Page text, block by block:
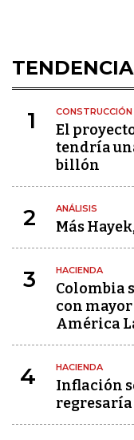
1 CONSTRUCCIÓN
El
tendría
billón
2 ANÁLISIS
Más
3 HACIENDA
Colombia
con
América
4 HACIENDA
Inflación
regresaría